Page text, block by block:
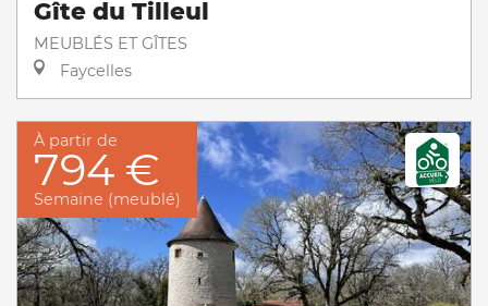
Gîte du Tilleul
MEUBLÉS ET GÎTES
Faycelles
À partir de
794 €
Semaine (meublé)